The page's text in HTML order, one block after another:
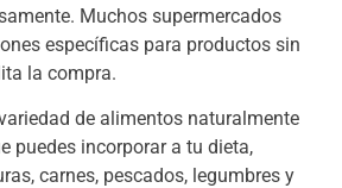
Muchos supermercados
específicas para productos sin
la compra.
de alimentos naturalmente
puedes incorporar a tu dieta,
carnes, pescados, legumbres y